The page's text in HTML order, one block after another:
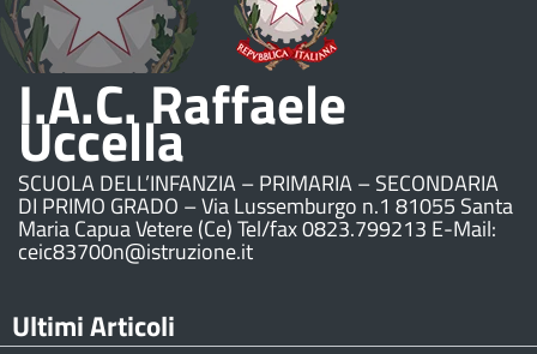
I.A.C. Raffaele
Uccella
SCUOLA DELL’INFANZIA – PRIMARIA – SECONDARIA
DI PRIMO GRADO – Via Lussemburgo n.1 81055 Santa
Maria Capua Vetere (Ce) Tel/fax 0823.799213 E-Mail:
ceic83700n@istruzione.it
Ultimi Articoli